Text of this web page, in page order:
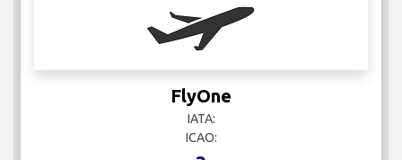
FlyOne
IATA:
ICAO: